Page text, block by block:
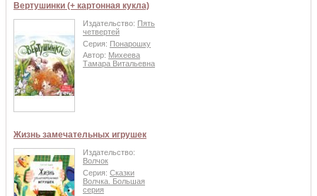
Вертушинки (+ картонная кукла)
Издательство: Пять
четвертей
Серия: Понарошку
Автор: Михеева
Тамара Витальевна
Жизнь замечательных игрушек
Издательство:
Волчок
Серия: Сказки
Волчка. Большая
серия